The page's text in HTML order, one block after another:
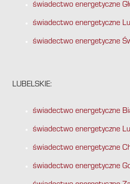
świadectwo energetyczne
świadectwo energetyczne
świadectwo energetyczne
LUBELSKIE:
świadectwo energetyczne
świadectwo energetyczne
świadectwo energetyczne
świadectwo energetyczne